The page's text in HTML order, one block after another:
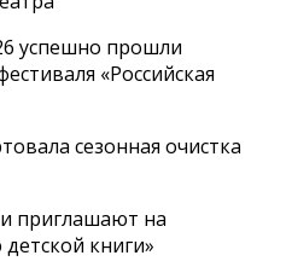
успешно прошли
«Российская
сезонная очистка
приглашают на
книги»